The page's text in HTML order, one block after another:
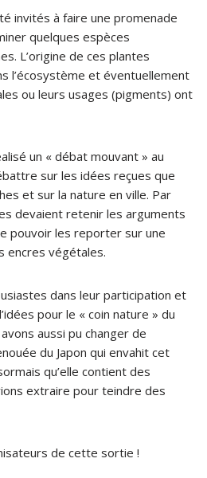
invités à faire une promenade
quelques espèces
L’origine de ces plantes
l’écosystème et éventuellement
ou leurs usages (pigments) ont
un « débat mouvant » au
sur les idées reçues que
et sur la nature en ville. Par
devaient retenir les arguments
pouvoir les reporter sur une
encres végétales.
dans leur participation et
pour le « coin nature » du
aussi pu changer de
du Japon qui envahit cet
qu’elle contient des
extraire pour teindre des
de cette sortie !